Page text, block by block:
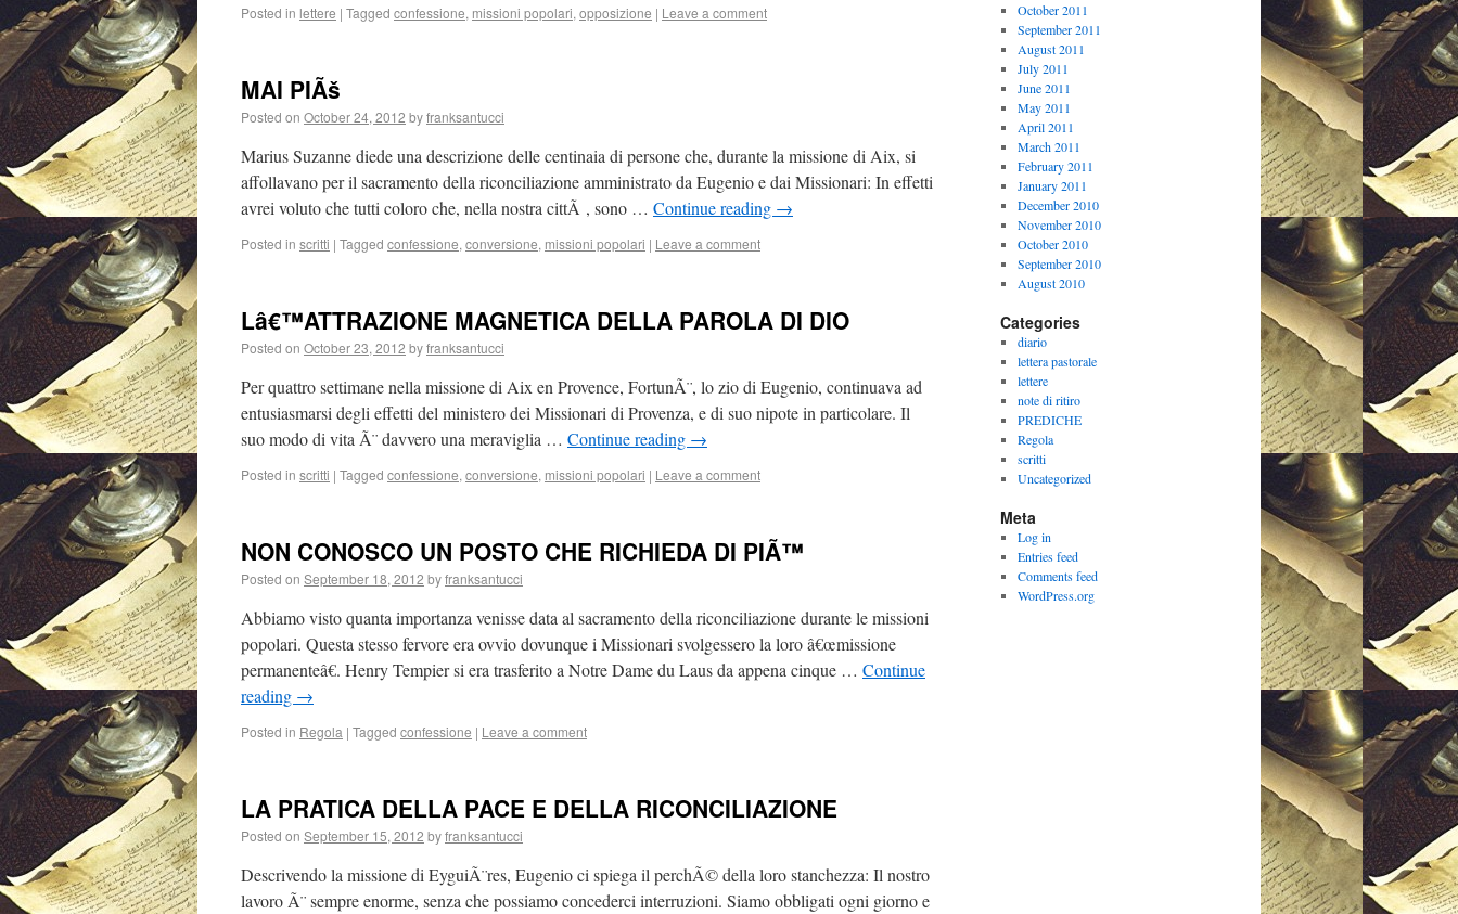
Posted in lettere | Tagged confessione, missioni popolari, opposizione | Leave a comment
MAI PIÃš
Posted on October 24, 2012 byfranksantucci
Marius Suzanne diede una descrizione delle centinaia di persone che, durante la missione di Aix, si
affollavano per il sacramento della riconciliazione amministrato da Eugenio e dai Missionari: In effetti
avrei voluto che tutti coloro che, nella nostra cittÃ , sono … Continue reading →
Posted in scritti | Tagged confessione, conversione, missioni popolari | Leave a comment
Lâ€™ATTRAZIONE MAGNETICA DELLA PAROLA DI DIO
Posted on October 23, 2012 byfranksantucci
Per quattro settimane nella missione di Aix en Provence, FortunÃ¨, lo zio di Eugenio, continuava ad
entusiasmarsi degli effetti del ministero dei Missionari di Provenza, e di suo nipote in particolare. Il
suo modo di vita Ã¨ davvero una meraviglia … Continue reading →
Posted in scritti | Tagged confessione, conversione, missioni popolari | Leave a comment
NON CONOSCO UN POSTO CHE RICHIEDA DI PIÃ™
Posted on September 18, 2012 byfranksantucci
Abbiamo visto quanta importanza venisse data al sacramento della riconciliazione durante le missioni
popolari. Questa stesso fervore era ovvio dovunque i Missionari svolgessero la loro â€œmissione
permanenteâ€. Henry Tempier si era trasferito a Notre Dame du Laus da appena cinque … Continue
reading →
Posted in Regola | Tagged confessione | Leave a comment
LA PRATICA DELLA PACE E DELLA RICONCILIAZIONE
Posted on September 15, 2012 byfranksantucci
Descrivendo la missione di EyguiÃ¨res, Eugenio ci spiega il perchÃ© della loro stanchezza: Il nostro
lavoro Ã¨ sempre enorme, senza che possiamo concederci interruzioni. Siamo obbligati ogni giorno e
October 2011
September 2011
August 2011
July 2011
June 2011
May 2011
April 2011
March 2011
February 2011
January 2011
December 2010
November 2010
October 2010
September 2010
August 2010
Categories
diario
lettera pastorale
lettere
note di ritiro
PREDICHE
Regola
scritti
Uncategorized
Meta
Log in
Entries feed
Comments feed
WordPress.org